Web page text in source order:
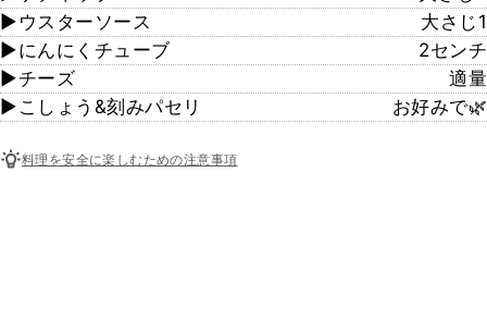
▶︎ウスターソース
大さじ1
▶︎にんにくチューブ
2センチ
▶︎チーズ
適量
▶︎こしょう&刻みパセリ
お好みで🌿
料理を安全に楽しむための注意事項